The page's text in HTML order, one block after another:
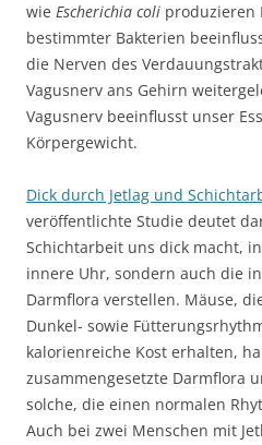
wie Escherichia coli produzieren
bestimmter Bakterien
die Nerven des
Vagusnerv ans Gehirn
Vagusnerv beeinflusst unser
Körpergewicht.
Dick durch Jetlag und
veröffentlichte Studie deutet
Schichtarbeit uns dick macht,
innere Uhr, sondern auch die
Darmflora verstellen. Mäuse,
Dunkel- sowie
kalorienreiche Kost erhalten,
zusammengesetzte Darmflora
solche, die einen normalen
Auch bei zwei Menschen mit